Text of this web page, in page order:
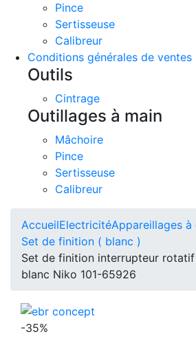
Pince
Sertisseuse
Calibreur
Conditions générales de ventes
Outils
Cintrage
Outillages à main
Mâchoire
Pince
Sertisseuse
Calibreur
AccueilElectricitéAppareillages
Set de finition ( blanc )
Set de finition interrupteur
blanc Niko 101-65926
-35%